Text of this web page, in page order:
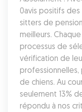
0avis positifs
sitters de
meilleurs.
processus de
vérification de
de chiens. Au
seulement 13%
répondu à nos